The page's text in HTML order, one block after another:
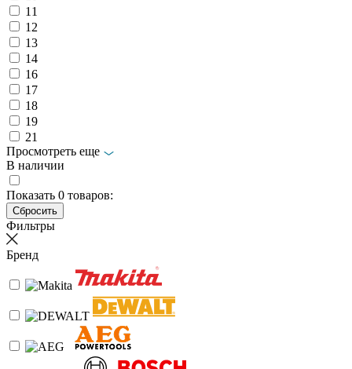
11
12
13
14
16
17
18
19
21
Просмотреть еще
В наличии
Показать 0 товаров:
Фильтры
Бренд